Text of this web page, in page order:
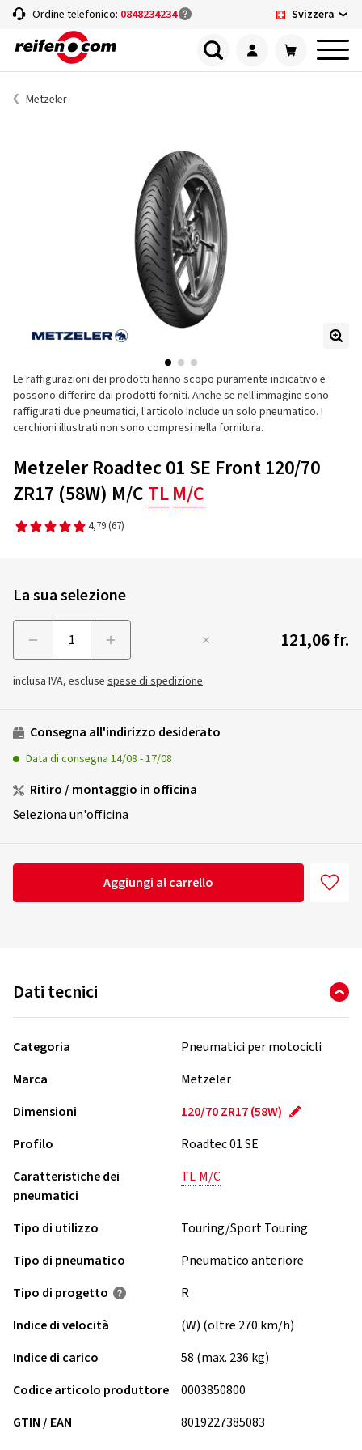
Ordine telefonico: 0848234234 Svizzera
Metzeler
Le raffigurazioni dei prodotti hanno scopo puramente indicativo e
possono differire dai prodotti forniti. Anche se nell'immagine sono
raffigurati due pneumatici, l'articolo include un solo pneumatico. I
cerchioni illustrati non sono compresi nella fornitura.
Metzeler Roadtec 01 SE Front 120/70
ZR17 (58W) M/C TLM/C
4,79 (67)
La sua selezione
121,06 fr.
inclusa IVA, escluse spese di spedizione
Consegna all'indirizzo desiderato
Data di consegna 14/08 -17/08
Ritiro / montaggio in officina
Seleziona un'officina
Aggiungi al carrello
Dati tecnici
Categoria
Pneumatici per motocicli
Marca
Metzeler
Dimensioni
120/70 ZR17 (58W)
Profilo
Roadtec 01 SE
Caratteristiche dei
pneumatici
TL M/C
Tipo di utilizzo
Touring/Sport Touring
Tipo di pneumatico
Pneumatico anteriore
Tipo di progetto
R
Indice di velocità
(W) (oltre 270 km/h)
Indice di carico
58 (max. 236 kg)
Codice articolo produttore
0003850800
GTIN / EAN
8019227385083